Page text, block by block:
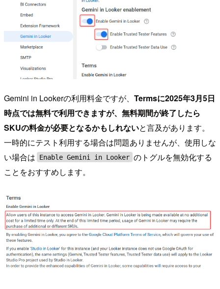
Gemini in Lookerの利用料金ですが、 Termsに2025年3月5日
時点では無料で利用できますが、無料期間が終了したら
SKUの料金が必要となるかもしれないと言及があります。
一時的にテスト利用する場合は問題ありませんが、使用しな
い場合は
Enable Gemini in Looker のトグルを無効化する
ことをおすすめします。